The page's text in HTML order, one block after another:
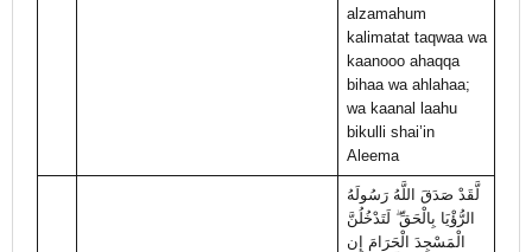
alzamahum
kalimatat taqwaa wa
kaanooo ahaqqa
bihaa wa ahlahaa;
wa kaanal laahu
bikulli shai’in
Aleema
لَّقَدْ صَدَقَ اللَّهُ رَسُولَهُ
الرُّؤْيَا بِالْحَقِّ ۖ لَتَدْخُلُنَّ
الْمَسْجِدَ الْحَرَامَ إِن